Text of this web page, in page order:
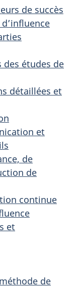
de succès
des études de
détaillées et
et
de
de
continue
et
de